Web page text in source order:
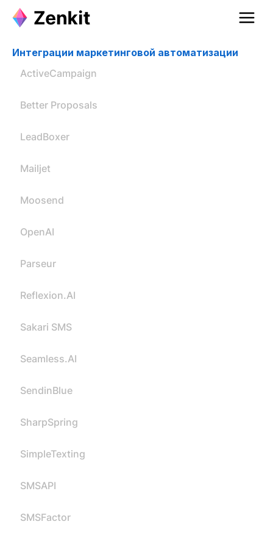
Интеграции маркетинговой автоматизации
ActiveCampaign
Better Proposals
LeadBoxer
Mailjet
Moosend
OpenAI
Parseur
Reflexion.AI
Sakari SMS
Seamless.AI
SendinBlue
SharpSpring
SimpleTexting
SMSAPI
SMSFactor